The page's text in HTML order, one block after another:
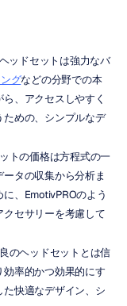
ッドセットは強力なバ
グなどの分野での本
、アクセスしやすく
めの、シンプルなデ
トの価格は方程式の一
タの収集から分析ま
、EmotivPROのよう
セサリーを考慮して
のヘッドセットとは信
率的かつ効果的にす
快適なデザイン、シ